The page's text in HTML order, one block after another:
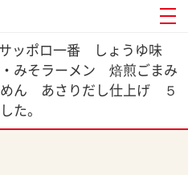
サッポロ一番 しょうゆ味
みそラーメン 焙煎ごまみ
ん あさりだし仕上げ ５
た。